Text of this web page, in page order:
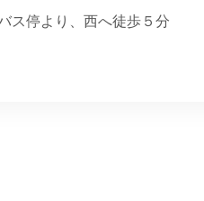
ス停より、西へ徒歩５分